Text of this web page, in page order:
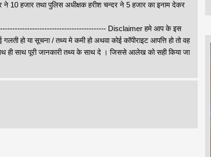
10 हजार तथा पुलिस अधीक्षक हरीश चन्दर ने 5 हजार का इनाम देकर
Disclaimer हमे आप के इस
हो या सूचना / तथ्य मे कमी हो अथवा कोई कॉपीराइट आपत्ति हो तो वह
साथ पूरी जानकारी तथ्य के साथ दे । जिससे आलेख को सही किया जा